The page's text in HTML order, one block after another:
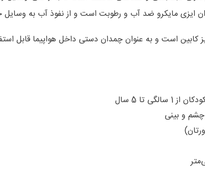
ایزی مایکرو ضد آب و رطوبت است و از نفوذ آب به وسایل
کابین است و به عنوان چمدان دستی داخل هواپیما قابل
تا 5 سال
و بینی